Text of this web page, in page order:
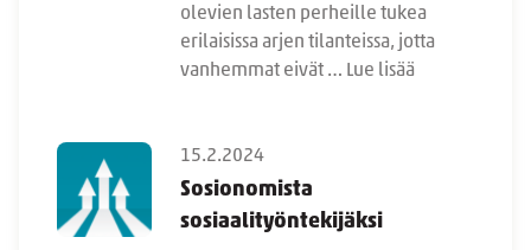
olevien lasten perheille tukea
erilaisissa arjen tilanteissa, jotta
vanhemmat eivät … Lue lisää
15.2.2024
Sosionomista
sosiaalityöntekijäksi